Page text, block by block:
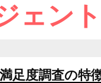
ェン
足度調査の特